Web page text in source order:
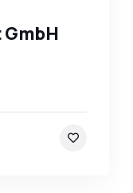
GmbH